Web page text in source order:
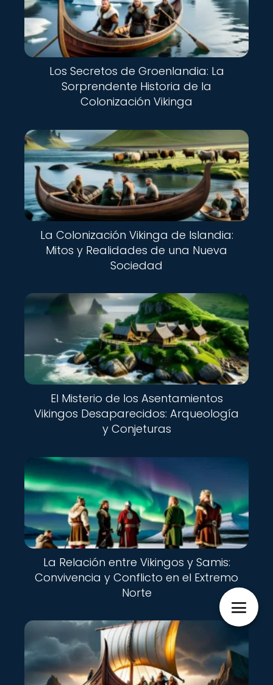
Los Secretos de Groenlandia: La
Sorprendente Historia de la
Colonización Vikinga
La Colonización Vikinga de Islandia:
Mitos y Realidades de una Nueva
Sociedad
El Misterio de los Asentamientos
Vikingos Desaparecidos: Arqueología
y Conjeturas
La Relación entre Vikingos y Samis:
Convivencia y Conflicto en el Extremo
Norte